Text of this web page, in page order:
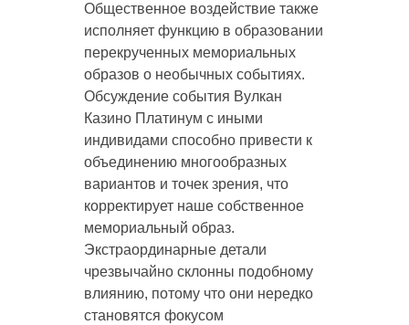
Общественное воздействие также
исполняет функцию в образовании
перекрученных мемориальных
образов о необычных событиях.
Обсуждение события Вулкан
Казино Платинум с иными
индивидами способно привести к
объединению многообразных
вариантов и точек зрения, что
корректирует наше собственное
мемориальный образ.
Экстраординарные детали
чрезвычайно склонны подобному
влиянию, потому что они нередко
становятся фокусом